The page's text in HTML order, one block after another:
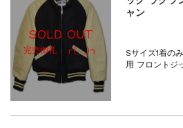
SOLD OUT
完売御礼 ┏(_ _)┓
ャン
Sサイズ1着の
用 フロントジ